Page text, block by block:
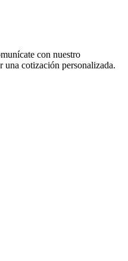
con nuestro
una cotización personalizada.